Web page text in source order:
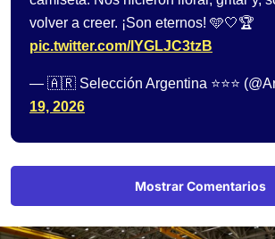
volver a creer. ¡Son eternos! 🩵🤍🏆
pic.twitter.com/lYGLJC3tzB
— 🇦🇷 Selección Argentina ⭐⭐⭐
19, 2026
Mostrar Comentarios